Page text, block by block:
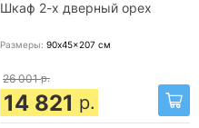
Шкаф 2-х дверный орех
Размеры: 90x45x207 см
26 001 р.
14 821 р.